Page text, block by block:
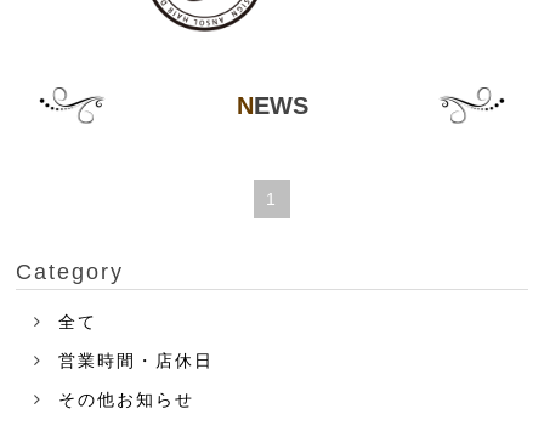
NEWS
1
Category
全て
営業時間・店休日
その他お知らせ